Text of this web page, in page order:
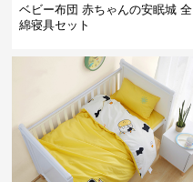
ベビー布団 赤ちゃんの安眠城 全
綿寝具セット